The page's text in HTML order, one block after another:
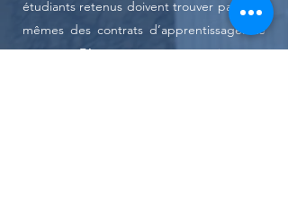
étudiants retenus doivent trouver par eux-
mêmes des contrats d’apprentissage. Le
parcours FA permet une synergie entre